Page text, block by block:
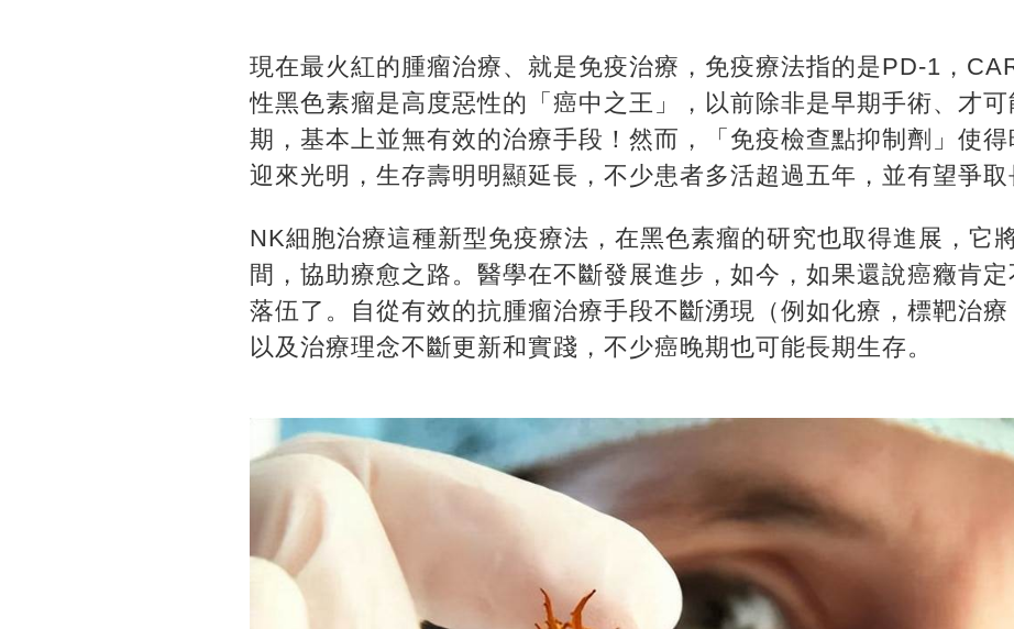
現在最火紅的腫瘤治療、就是免疫治療，免疫療法指的是PD-1，
性黑色素瘤是高度惡性的「癌中之王」，以前除非是早期手術、才
期，基本上並無有效的治療手段！然而，「免疫檢查點抑制劑」使
迎來光明，生存壽明明顯延長，不少患者多活超過五年，並有望爭取
NK細胞治療這種新型免疫療法，在黑色素瘤的研究也取得進展，它
間，協助療愈之路。醫學在不斷發展進步，如今，如果還說癌癥肯
落伍了。自從有效的抗腫瘤治療手段不斷湧現（例如化療，標靶治療
以及治療理念不斷更新和實踐，不少癌晚期也可能長期生存。